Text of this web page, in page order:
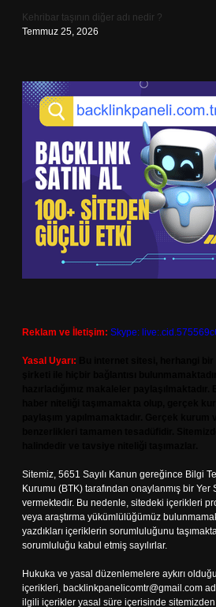
Kehribar taşının diğer adı nedir ?
Temmuz 25, 2026
Reklam ve İletişim: Skype:
Yasal Uyarı:
Sitemiz, 5651 Sayılı Kanun gereğince Bilgi
Kurumu (BTK) tarafından onaylanmış bir Yer
vermektedir. Bu nedenle, sitedeki içerikleri
veya araştırma yükümlülüğümüz
yazdıkları içeriklerin sorumluluğunu
sorumluluğu kabul etmiş sayılırlar.
Hukuka ve yasal düzenlemelere aykırı
içerikleri, backlinkpanelicomtr@gmail.com
ilgili içerikler yasal süre içerisinde sitemizden